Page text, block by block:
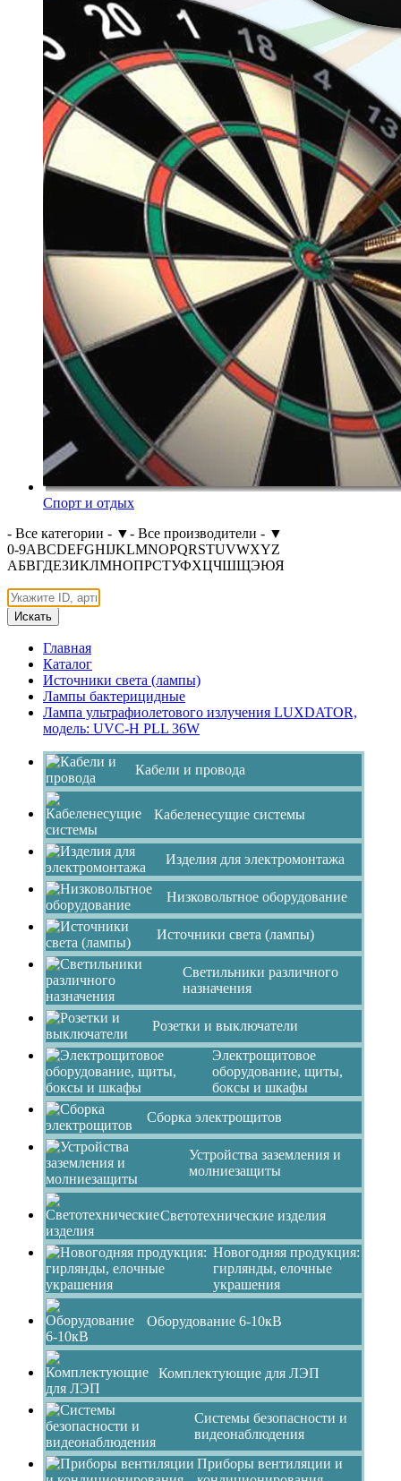
Спорт и отдых
- Все категории - ▼- Все производители - ▼
0-9ABCDEFGHIJKLMNOPQRSTUVWXYZ
АБВГДЕЗИКЛМНОПРСТУФХЦЧШЩЭЮЯ
Искать
Главная
Каталог
Источники света (лампы)
Лампы бактерицидные
Лампа ультрафиолетового излучения LUXDATOR,
модель: UVC-Н PLL 36W
Кабели и провода
Кабеленесущие системы
Изделия для электромонтажа
Низковольтное оборудование
Источники света (лампы)
Светильники различного
назначения
Розетки и выключатели
Электрощитовое
оборудование, щиты,
боксы и шкафы
Сборка электрощитов
Устройства заземления и
молниезащиты
Светотехнические изделия
Новогодняя продукция:
гирлянды, елочные
украшения
Оборудование 6-10кВ
Комплектующие для ЛЭП
Системы безопасности и
видеонаблюдения
Приборы вентиляции и